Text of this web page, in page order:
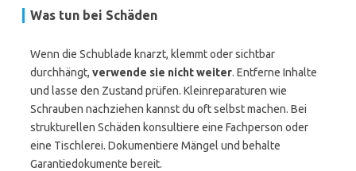
Was tun bei Schäden
Wenn die Schublade knarzt, klemmt oder sichtbar
durchhängt, verwende sie nicht weiter. Entferne Inhalte
und lasse den Zustand prüfen. Kleinreparaturen wie
Schrauben nachziehen kannst du oft selbst machen. Bei
strukturellen Schäden konsultiere eine Fachperson oder
eine Tischlerei. Dokumentiere Mängel und behalte
Garantiedokumente bereit.